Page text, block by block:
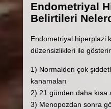
Endometriyal
Belirtileri
Endometriyal hiperplazi
düzensizlikleri ile
1) Normalden çok
kanamaları
2) 21 günden daha
3) Menopozdan sonra